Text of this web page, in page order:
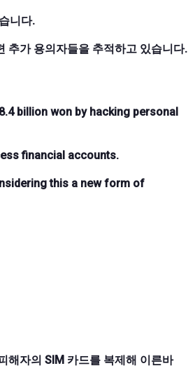
니다.
추가 용의자들을 추적하고 있습니다.
billion won by hacking personal
financial accounts.
this a new form of
해자의 SIM 카드를 복제해 이른바